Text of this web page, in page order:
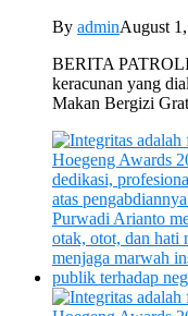
By adminAugust
BERITA
keracunan yang
Makan Bergizi